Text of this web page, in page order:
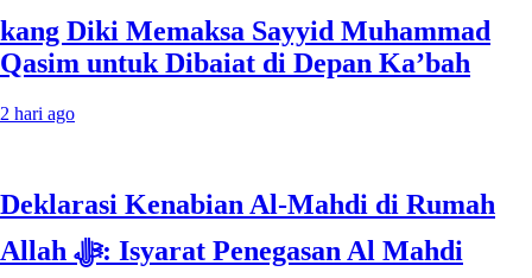
kang Diki Memaksa Sayyid Muhammad
Qasim untuk Dibaiat di Depan Ka’bah
2 hari ago
Deklarasi Kenabian Al-Mahdi di Rumah
Allah ﷻ: Isyarat Penegasan Al Mahdi